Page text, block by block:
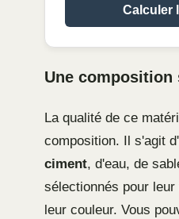
Calculer
Une composition
La qualité de ce
composition. Il s'agit
ciment, d'eau, de
sélectionnés pour
leur couleur. Vous